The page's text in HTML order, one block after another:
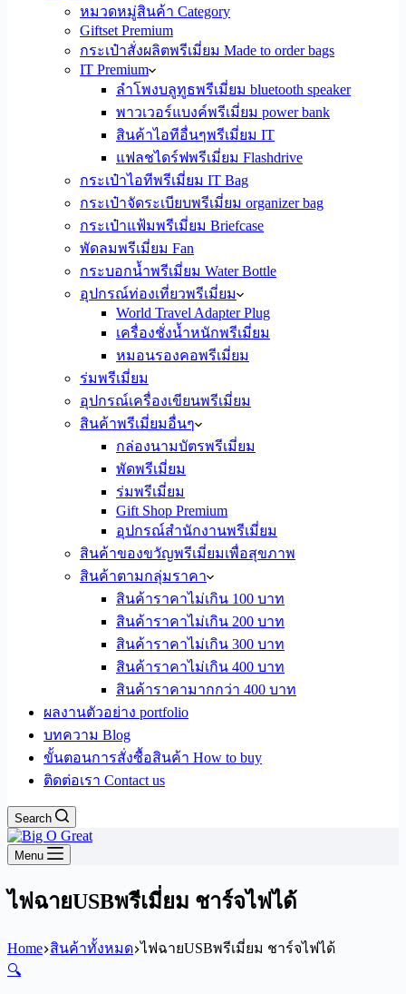
หมวดหมู่สินค้า Category
Giftset Premium
กระเป๋าสั่งผลิตพรีเมี่ยม Made to order bags
IT Premium
ลำโพงบลูทูธพรีเมี่ยม bluetooth speaker
พาวเวอร์แบงค์พรีเมี่ยม power bank
สินค้าไอทีอื่นๆพรีเมี่ยม IT
แฟลชไดร์ฟพรีเมี่ยม Flashdrive
กระเป๋าไอทีพรีเมี่ยม IT Bag
กระเป๋าจัดระเบียบพรีเมี่ยม organizer bag
กระเป๋าแฟ้มพรีเมี่ยม Briefcase
พัดลมพรีเมี่ยม Fan
กระบอกน้ำพรีเมี่ยม Water Bottle
อุปกรณ์ท่องเที่ยวพรีเมี่ยม
World Travel Adapter Plug
เครื่องชั่งน้ำหนักพรีเมี่ยม
หมอนรองคอพรีเมี่ยม
ร่มพรีเมี่ยม
อุปกรณ์เครื่องเขียนพรีเมี่ยม
สินค้าพรีเมี่ยมอื่นๆ
กล่องนามบัตรพรีเมี่ยม
พัดพรีเมี่ยม
ร่มพรีเมี่ยม
Gift Shop Premium
อุปกรณ์สำนักงานพรีเมี่ยม
สินค้าของขวัญพรีเมี่ยมเพื่อสุขภาพ
สินค้าตามกลุ่มราคา
สินค้าราคาไม่เกิน 100 บาท
สินค้าราคาไม่เกิน 200 บาท
สินค้าราคาไม่เกิน 300 บาท
สินค้าราคาไม่เกิน 400 บาท
สินค้าราคามากกว่า 400 บาท
ผลงานตัวอย่าง portfolio
บทความ Blog
ขั้นตอนการสั่งซื้อสินค้า How to buy
ติดต่อเรา Contact us
Search
Menu
ไฟฉายUSBพรีเมี่ยม ชาร์จไฟได้
Home สินค้าทั้งหมด ไฟฉายUSBพรีเมี่ยม ชาร์จไฟได้
🔍